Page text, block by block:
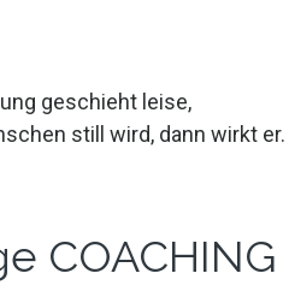
geschieht leise,
still wird, dann wirkt
COACHING